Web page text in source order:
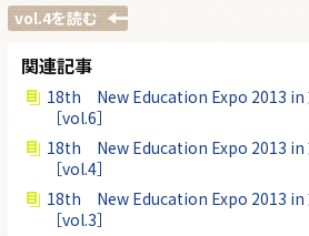
vol.4を読む
関連記事
18th New Education Expo 2013
［vol.6］
18th New Education Expo 2013
［vol.4］
18th New Education Expo 2013
［vol.3］